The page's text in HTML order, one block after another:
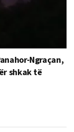
Ngraçan,
shkak të